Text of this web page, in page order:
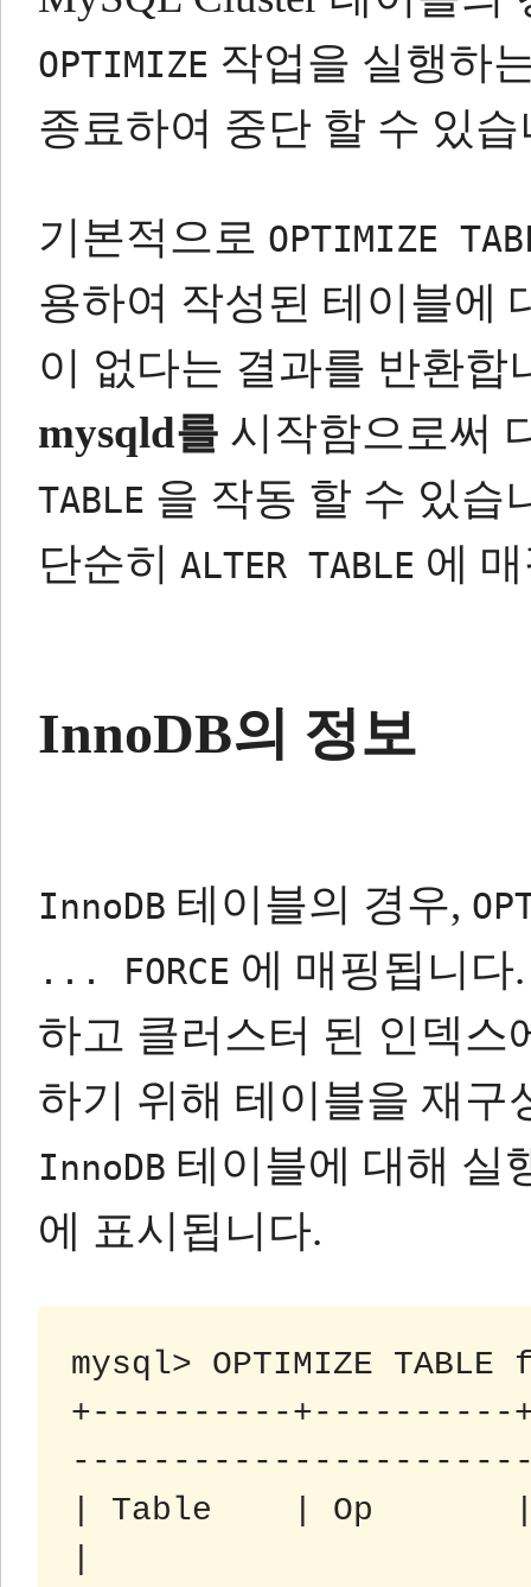
OPTIMIZE 작업을 실행하
종료하여 중단 할 수 있습
기본적으로 OPTIMIZE
용하여 작성된 테이블에
이 없다는 결과를 반환합
mysqld를 시작함으로써
TABLE 을 작동 할 수 있습
단순히 ALTER TABLE 에
InnoDB의 정보
InnoDB 테이블의 경우,
... FORCE 에 매핑됩니다.
하고 클러스터 된 인덱스
하기 위해 테이블​​을 재구
InnoDB 테이블에 대해 실
에 표시됩니다.
mysql> OPTIMIZE TABLE
+----------
| Table    | Op       |